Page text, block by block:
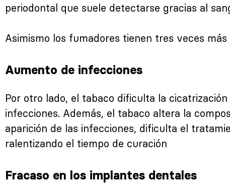
periodontal que suele detectarse gracias al
Asimismo los fumadores tienen tres veces
Aumento de infecciones
Por otro lado, el tabaco dificulta la
infecciones. Además, el tabaco altera la
aparición de las infecciones, dificulta el
ralentizando el tiempo de curación
Fracaso en los implantes dentales